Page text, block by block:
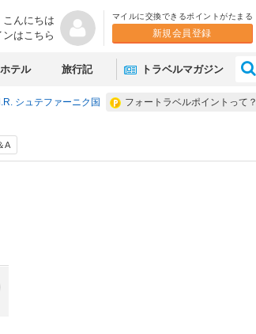
こんにちは
ンはこちら
マイルに交換できるポイントがたまる
新規会員登録
ホテル 旅行記 トラベルマガジン
フォートラベルポイントって？
シュテファーニク国
A